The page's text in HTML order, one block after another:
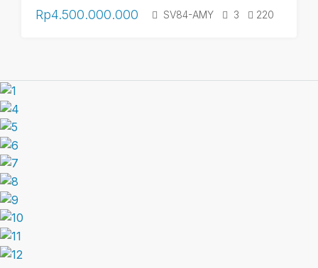
Rp4.500.000.000 SV84-AMY 3 220